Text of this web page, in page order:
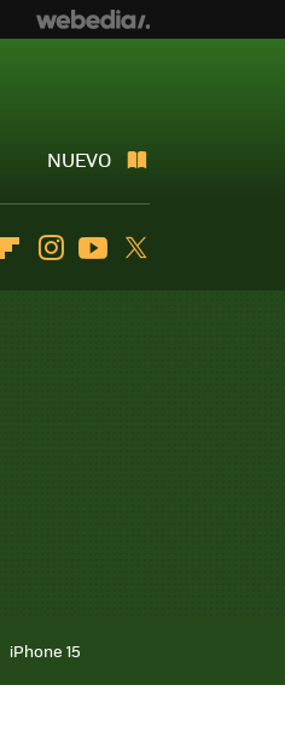
NUEVO
FlipboardInstagramYoutube
iPhone 15